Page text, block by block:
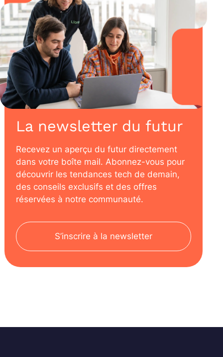
La newsletter du futur
Recevez un aperçu du futur directement
dans votre boîte mail. Abonnez-vous pour
découvrir les tendances tech de demain,
des conseils exclusifs et des offres
réservées à notre communauté.
S’inscrire à la newsletter